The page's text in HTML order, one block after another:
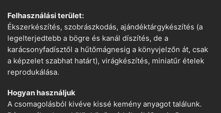
Felhasználási terület:
Ékszerkészítés, szobrászkodás, ajándéktárgykészítés (a
legelterjedtebb a bögre és kanál díszítés, de a
karácsonyfadísztől a hűtőmágnesig a könyvjelzőn át, csak
a képzelet szabhat határt), virágkészítés, miniatűr ételek
reprodukálása.
Hogyan használjuk
A csomagolásból kivéve kissé kemény anyagot találunk.